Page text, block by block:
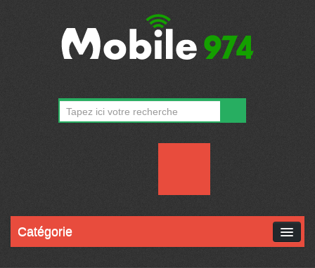
CONTACT MON COMPTE
Catégorie